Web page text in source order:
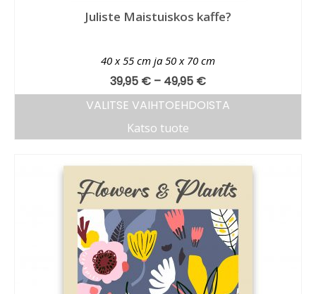
Juliste Maistuiskos kaffe?
40 x 55 cm ja 50 x 70 cm
39,95 € – 49,95 €
VALITSE VAIHTOEHDOISTA
Katso tuote